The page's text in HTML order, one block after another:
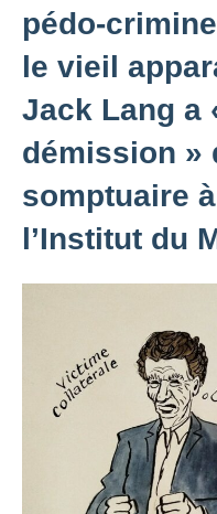
pédo-
le vieil
Jack Lang a
démission »
somptuaire
l’Institut du